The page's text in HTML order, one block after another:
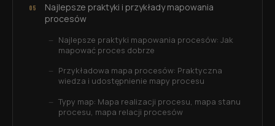
Najlepsze praktyki i przykłady mapowania
procesów
Najlepsze praktyki mapowania procesów: Jak
mapować proces dobrze
Przykładowa mapa procesów: Praktyczna
wiedza i udostępnienie mapy procesu
Typy map: Mapa realizacji procesu, mapa stanu
procesu, mapa relacji procesów